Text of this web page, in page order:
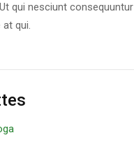
qui nesciunt
at qui.